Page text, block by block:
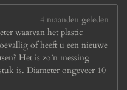
4 maanden geleden
waarvan het plastic
of heeft u een nieuwe
Het is zo’n messing
is. Diameter ongeveer 10